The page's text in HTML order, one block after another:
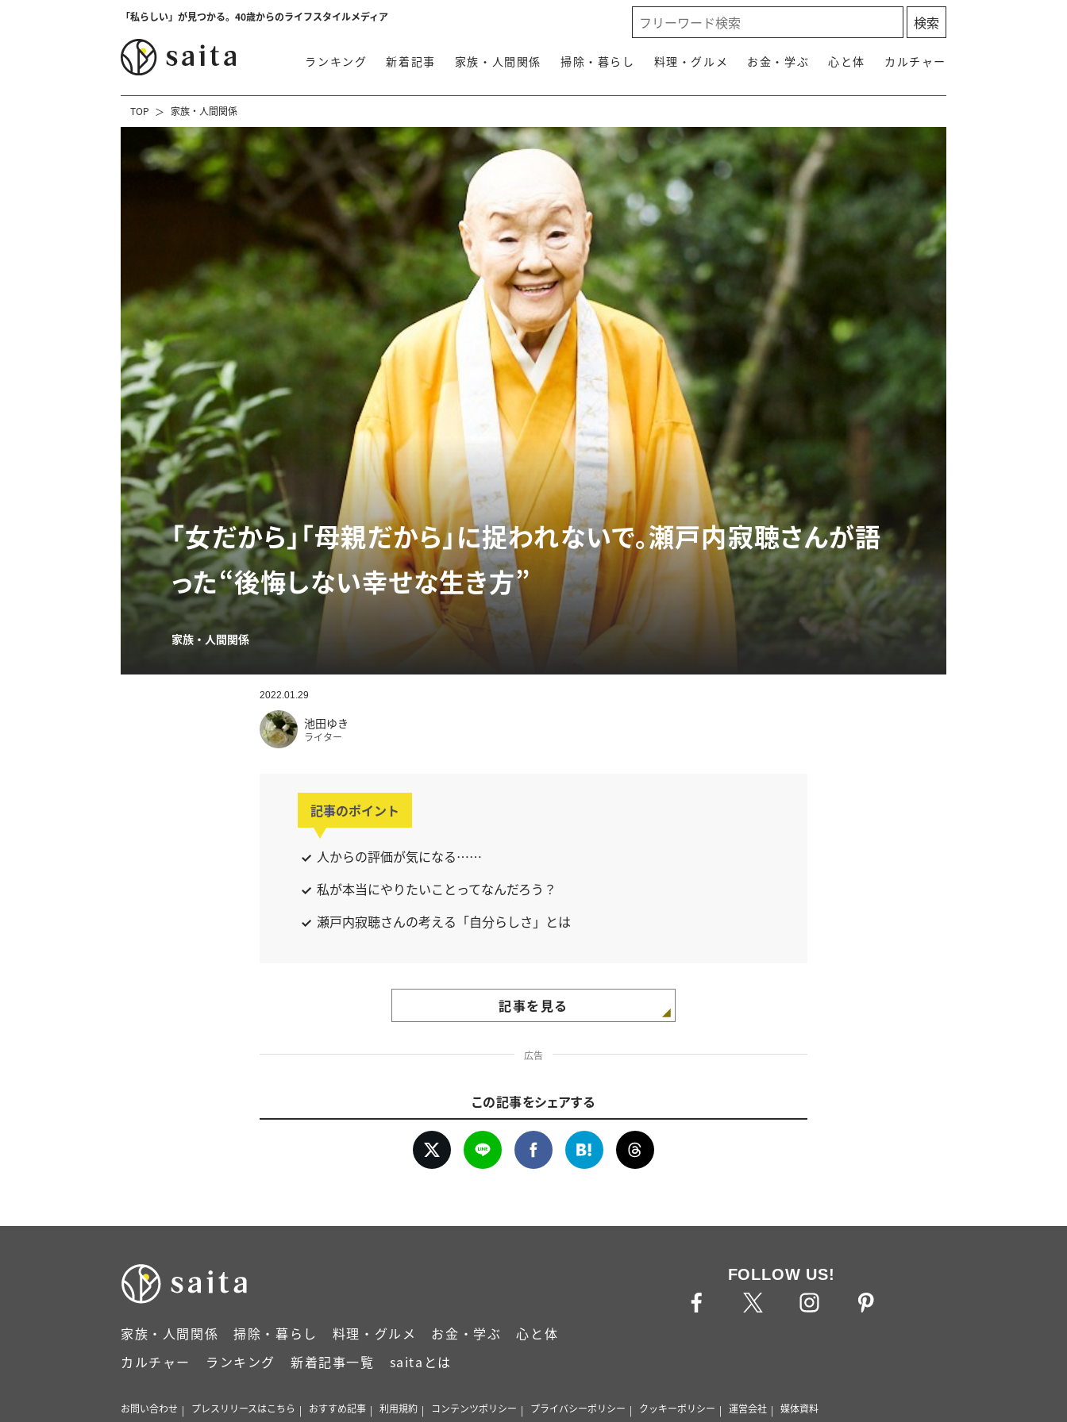
「私らしい」が見つかる。40歳からのライフスタイルメディア
ランキング 新着記事 家族・人間関係 掃除・暮らし 料理・グルメ お金・学ぶ 心と体 カルチャー
TOP 家族・人間関係
「女だから」「母親だから」に捉われないで。瀬戸内寂聴さんが語
った“後悔しない幸せな生き方”
家族・人間関係
2022.01.29
池田ゆき
ライター
記事のポイント
人からの評価が気になる……
私が本当にやりたいことってなんだろう？
瀬戸内寂聴さんの考える「自分らしさ」とは
記事を見る
広告
この記事をシェアする
家族・人間関係 掃除・暮らし 料理・グルメ お金・学ぶ
心と体
カルチャー
ランキング 新着記事一覧 saitaとは
FOLLOW US!
お問い合わせ プレスリリースはこちら おすすめ記事 利用規約 コンテンツポリシー プライバシーポリシー クッキーポリシー 運営会社 媒体資料